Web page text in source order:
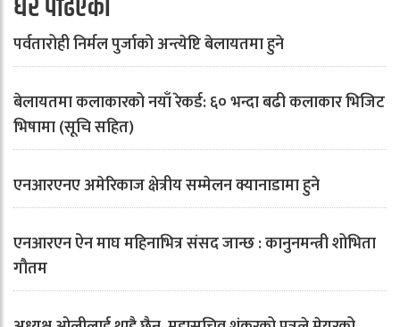
धेरै पढिएको
पर्वतारोही निर्मल पुर्जाको अन्त्येष्टि बेलायतमा हुने
बेलायतमा कलाकारको नयाँ रेकर्ड: ६० भन्दा बढी कलाकार भिजिट
भिषामा (सूचि सहित)
एनआरएनए अमेरिकाज क्षेत्रीय सम्मेलन क्यानाडामा हुने
एनआरएन ऐन माघ महिनाभित्र संसद जान्छ : कानुनमन्त्री शोभिता
गौतम